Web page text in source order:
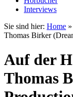
Interviews
Sie sind hier: Home »
Thomas Birker
Auf der
Thomas